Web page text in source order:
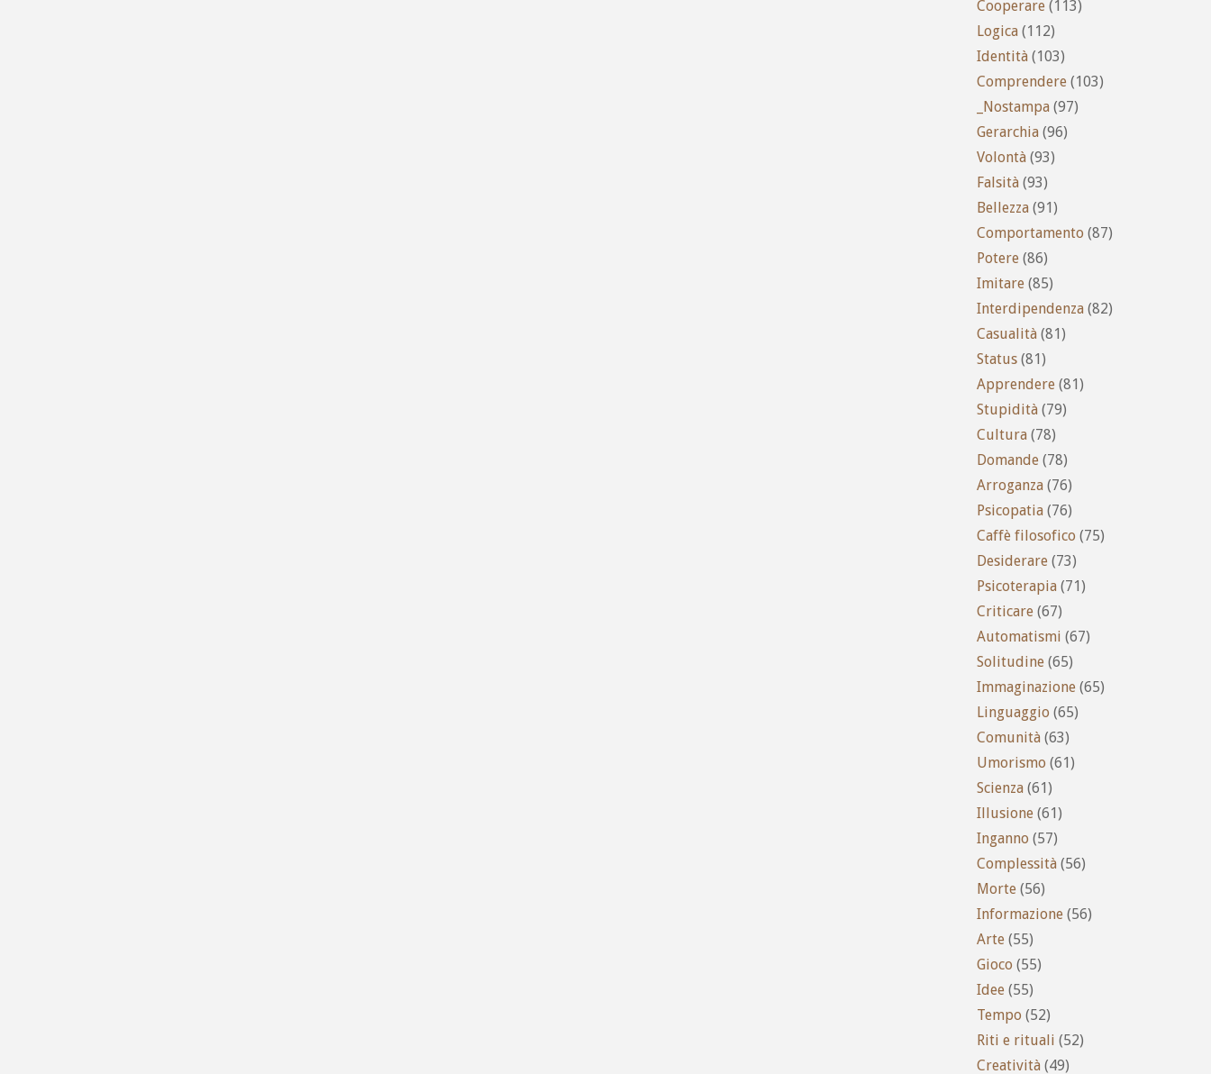
Cooperare (113)
Logica (112)
Identità (103)
Comprendere (103)
_Nostampa (97)
Gerarchia (96)
Volontà (93)
Falsità (93)
Bellezza (91)
Comportamento (87)
Potere (86)
Imitare (85)
Interdipendenza (82)
Casualità (81)
Status (81)
Apprendere (81)
Stupidità (79)
Cultura (78)
Domande (78)
Arroganza (76)
Psicopatia (76)
Caffè filosofico (75)
Desiderare (73)
Psicoterapia (71)
Criticare (67)
Automatismi (67)
Solitudine (65)
Immaginazione (65)
Linguaggio (65)
Comunità (63)
Umorismo (61)
Scienza (61)
Illusione (61)
Inganno (57)
Complessità (56)
Morte (56)
Informazione (56)
Arte (55)
Gioco (55)
Idee (55)
Tempo (52)
Riti e rituali (52)
Creatività (49)